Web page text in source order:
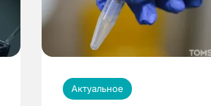
Актуальное